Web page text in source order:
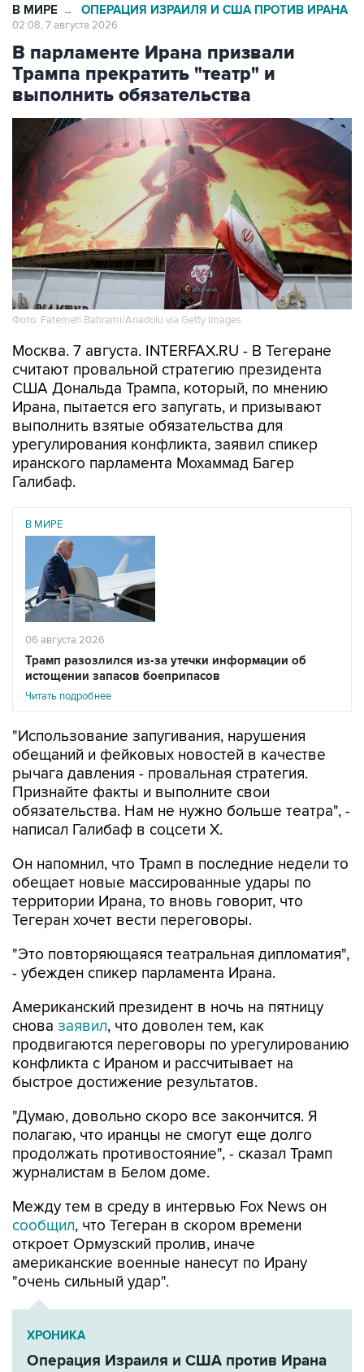
В МИРЕ → ОПЕРАЦИЯ ИЗРАИЛЯ И США ПРОТИВ ИРАНА
02:08, 7 августа 2026
В парламенте Ирана призвали
Трампа прекратить "театр" и
выполнить обязательства
Фото: Fatemeh Bahrami/Anadolu via Getty Images
Москва. 7 августа. INTERFAX.RU - В Тегеране
считают провальной стратегию президента
США Дональда Трампа, который, по мнению
Ирана, пытается его запугать, и призывают
выполнить взятые обязательства для
урегулирования конфликта, заявил спикер
иранского парламента Мохаммад Багер
Галибаф.
В МИРЕ
06 августа 2026
Трамп разозлился из-за утечки информации об
истощении запасов боеприпасов
Читать подробнее
"Использование запугивания, нарушения
обещаний и фейковых новостей в качестве
рычага давления - провальная стратегия.
Признайте факты и выполните свои
обязательства. Нам не нужно больше театра", -
написал Галибаф в соцсети X.
Он напомнил, что Трамп в последние недели то
обещает новые массированные удары по
территории Ирана, то вновь говорит, что
Тегеран хочет вести переговоры.
"Это повторяющаяся театральная дипломатия",
- убежден спикер парламента Ирана.
Американский президент в ночь на пятницу
снова заявил, что доволен тем, как
продвигаются переговоры по урегулированию
конфликта с Ираном и рассчитывает на
быстрое достижение результатов.
"Думаю, довольно скоро все закончится. Я
полагаю, что иранцы не смогут еще долго
продолжать противостояние", - сказал Трамп
журналистам в Белом доме.
Между тем в среду в интервью Fox News он
сообщил, что Тегеран в скором времени
откроет Ормузский пролив, иначе
американские военные нанесут по Ирану
"очень сильный удар".
ХРОНИКА
Операция Израиля и США против Ирана